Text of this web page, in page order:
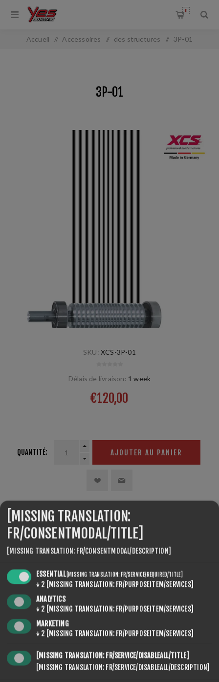
0
Accueil / Accessoires / des structures / 3P-01
3P-01
SKU: XCS-3P-01
Délais de livraison: 1 week
€120,00
QUANTITÉ: AJOUTER AU PANIER
PARTAGER:
REVIEWS
CONTACT US
FERMER LE FORMULAIRE D'EXAMEN
[MISSING TRANSLATION:
FR/CONSENTMODAL/TITLE]
[MISSING TRANSLATION: FR/CONSENTMODAL/DESCRIPTION]
ESSENTIAL [MISSING TRANSLATION: FR/SERVICE/REQUIRED/TITLE]
↓ 2 [MISSING TRANSLATION: FR/PURPOSEITEM/SERVICES]
ANALYTICS
↓ 2 [MISSING TRANSLATION: FR/PURPOSEITEM/SERVICES]
MARKETING
↓ 2 [MISSING TRANSLATION: FR/PURPOSEITEM/SERVICES]
[MISSING TRANSLATION: FR/SERVICE/DISABLEALL/TITLE]
[MISSING TRANSLATION: FR/SERVICE/DISABLEALL/DESCRIPTION]